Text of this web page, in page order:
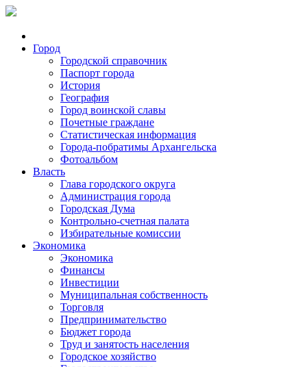
Город
Городской справочник
Паспорт города
История
География
Город воинской славы
Почетные граждане
Статистическая информация
Города-побратимы Архангельска
Фотоальбом
Власть
Глава городского округа
Администрация города
Городская Дума
Контрольно-счетная палата
Избирательные комиссии
Экономика
Экономика
Финансы
Инвестиции
Муниципальная собственность
Торговля
Предпринимательство
Бюджет города
Труд и занятость населения
Городское хозяйство